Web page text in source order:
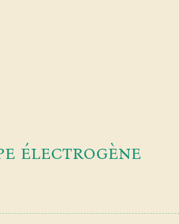
électrogène